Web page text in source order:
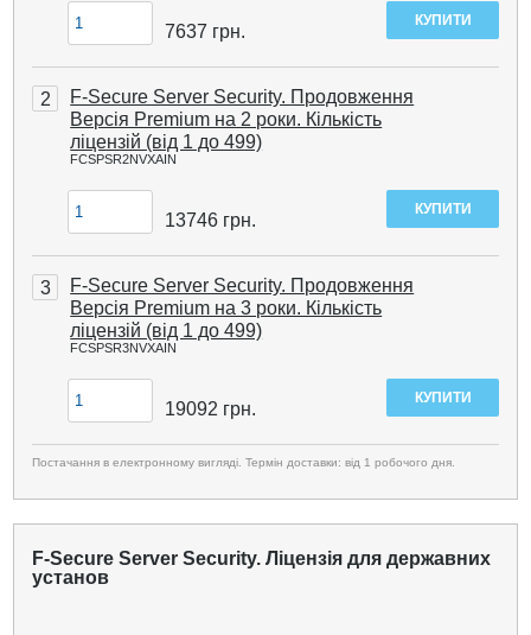
7637 грн.
2
F-Secure Server Security. Продовження
Версія Premium на 2 роки. Кількість
ліцензій (від 1 до 499)
FCSPSR2NVXAIN
13746 грн.
3
F-Secure Server Security. Продовження
Версія Premium на 3 роки. Кількість
ліцензій (від 1 до 499)
FCSPSR3NVXAIN
19092 грн.
Постачання в електронному вигляді. Термін доставки: від 1 робочого дня.
F-Secure Server Security. Ліцензія для державних
установ